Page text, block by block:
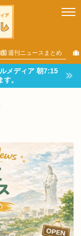
週刊ニュースまとめ
メディア 朝7:15
。